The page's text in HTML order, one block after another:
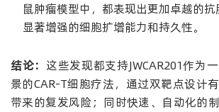
鼠肿瘤模型中，都表现出更加卓越的
显著增强的细胞扩增能力和持久性。
结论： 这些发现都支持JWCAR201作为
景的CAR-T细胞疗法，通过双靶点设计
带来的复发风险；同时快速、自动化的